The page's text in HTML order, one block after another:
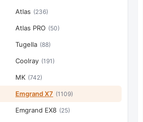
Atlas (236)
Atlas PRO (50)
Tugella (88)
Coolray (191)
MK (742)
Emgrand X7 (1109)
Emgrand EX8 (25)